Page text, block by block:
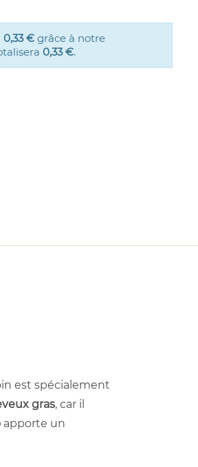
0,33 € grâce à notre
0,33 €.
est spécialement
gras, car il
apporte un